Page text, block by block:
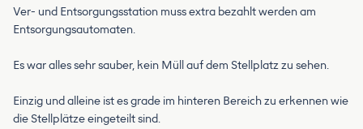
Ver- und Entsorgungsstation muss extra bezahlt werden am
Entsorgungsautomaten.
Es war alles sehr sauber, kein Müll auf dem Stellplatz zu sehen.
Einzig und alleine ist es grade im hinteren Bereich zu erkennen wie
die Stellplätze eingeteilt sind.